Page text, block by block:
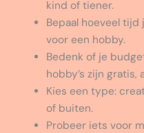
kind of tiener.
Bepaal hoeveel
voor een hobby.
Bedenk of je
hobby’s zijn
Kies een type:
of buiten.
Probeer iets voor